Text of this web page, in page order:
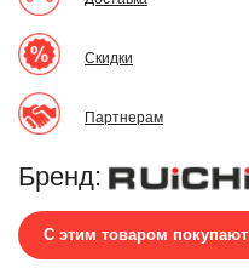
Скидки
Партнерам
Бренд:
С этим товаром покупают